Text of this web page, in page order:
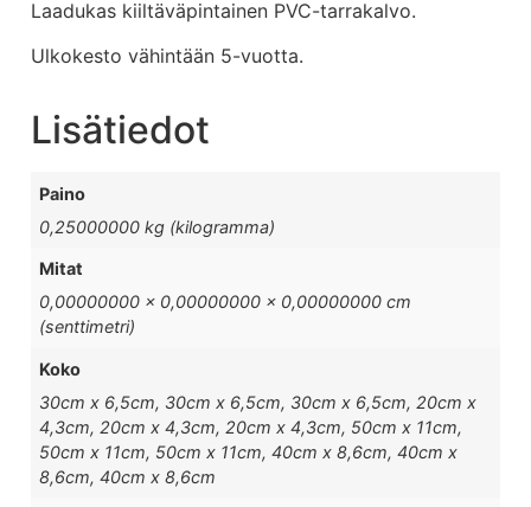
Laadukas kiiltäväpintainen PVC-tarrakalvo.
Ulkokesto vähintään 5-vuotta.
Lisätiedot
Paino
0,25000000 kg (kilogramma)
Mitat
0,00000000 × 0,00000000 × 0,00000000 cm
(senttimetri)
Koko
30cm x 6,5cm, 30cm x 6,5cm, 30cm x 6,5cm, 20cm x
4,3cm, 20cm x 4,3cm, 20cm x 4,3cm, 50cm x 11cm,
50cm x 11cm, 50cm x 11cm, 40cm x 8,6cm, 40cm x
8,6cm, 40cm x 8,6cm